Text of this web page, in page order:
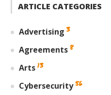
ARTICLE CATEGORIES
Advertising 3
Agreements 8
Arts 13
Cybersecurity 56